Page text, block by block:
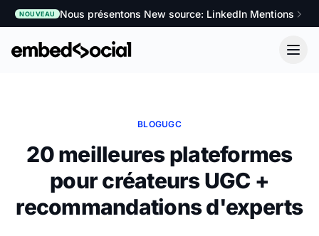
NOUVEAU Nous présentons New source: LinkedIn Mentions
BLOGUGC
20 meilleures plateformes
pour créateurs UGC +
recommandations d'experts